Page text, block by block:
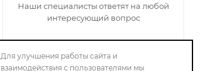
Наши специалисты ответят на любой
интересующий вопрос
ЗАДАТЬ ВОПРОС
Для улучшения работы сайта и
взаимодействия с пользователями мы